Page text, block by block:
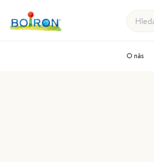
Hledat
O nás